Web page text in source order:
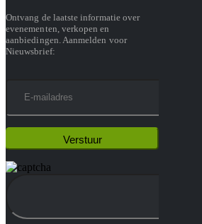
Ontvang de laatste informatie over
evenementen, verkopen en
aanbiedingen. Aanmelden voor
Nieuwsbrief: